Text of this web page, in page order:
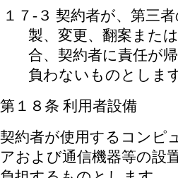
１７-３ 契約者が、第三
製、変更、翻案また
合、契約者に責任が
負わないものとしま
第１８条 利用者設備
契約者が使用するコンピ
アおよび通信機器等の設